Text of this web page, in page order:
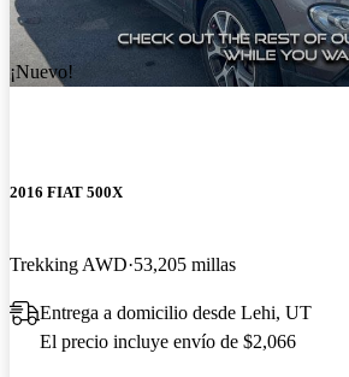
¡Nuevo!
2016 FIAT 500X
Trekking AWD 53,205 millas
Entrega a domicilio desde Lehi, UT
El precio incluye envío de $2,066